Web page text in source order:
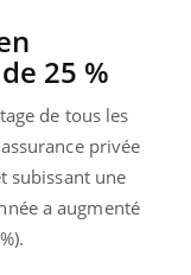
25 %
de tous les
privée
subissant une
a augmenté